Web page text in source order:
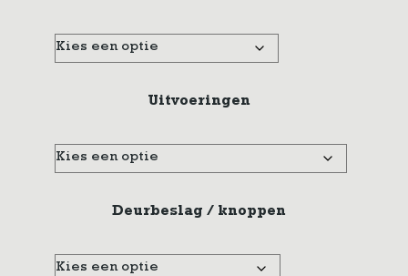
Uitvoeringen
Deurbeslag / knoppen